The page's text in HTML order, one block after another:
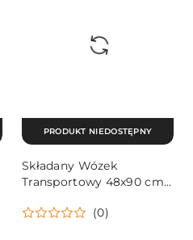
Składany Wózek
Transportowy 48x90 cm
Plażę i Do Ogrodu
(0)
PRODUKT NIEDOSTĘPNY